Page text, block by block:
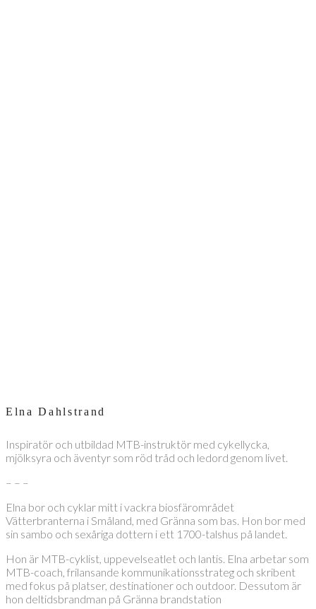
Elna Dahlstrand
Inspiratör och utbildad MTB-instruktör med cykellycka,
mjölksyra och äventyr som röd tråd och ledord genom livet.
– – –
Elna bor och cyklar mitt i vackra biosfärområdet
Vätterbranterna i Småland, med Gränna som bas. Hon bor med
sin sambo och sexåriga dottern i ett 1700-talshus på landet.
Hon är MTB-cyklist, uppevelseatlet och lantis. Elna arbetar som
MTB-coach, frilansande kommunikationsstrateg och skribent
med fokus på platser, destinationer och outdoor. Dessutom är
hon deltidsbrandman på Gränna brandstation